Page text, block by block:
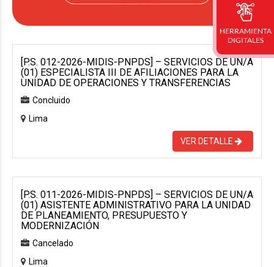
[P.S. 012-2026-MIDIS-PNPDS] – SERVICIOS DE UN/A
(01) ESPECIALISTA III DE AFILIACIONES PARA LA
UNIDAD DE OPERACIONES Y TRANSFERENCIAS
Concluido
Lima
VER DETALLE
[P.S. 011-2026-MIDIS-PNPDS] – SERVICIOS DE UN/A
(01) ASISTENTE ADMINISTRATIVO PARA LA UNIDAD
DE PLANEAMIENTO, PRESUPUESTO Y
MODERNIZACIÓN
Cancelado
Lima
HERRAMIENTA
DIGITALES